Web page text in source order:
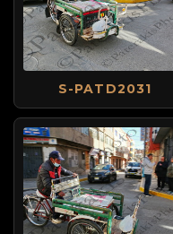
S-PATD2031